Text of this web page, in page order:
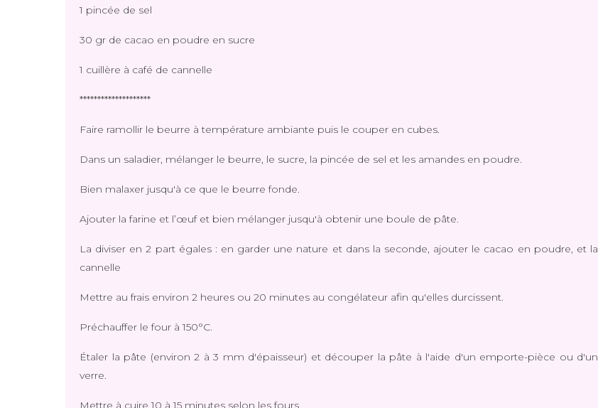
1 pincée de sel
30 gr de cacao en poudre en sucre
1 cuillère à café de cannelle
********************
Faire ramollir le beurre à température ambiante puis le couper en cubes.
Dans un saladier, mélanger le beurre, le sucre, la pincée de sel et les amandes en poudre.
Bien malaxer jusqu'à ce que le beurre fonde.
Ajouter la farine et l’œuf et bien mélanger jusqu'à obtenir une boule de pâte.
La diviser en 2 part égales : en garder une nature et dans la seconde, ajouter le cacao en poudre, et la
cannelle
Mettre au frais environ 2 heures ou 20 minutes au congélateur afin qu'elles durcissent.
Préchauffer le four à 150°C.
Étaler la pâte (environ 2 à 3 mm d'épaisseur) et découper la pâte à l'aide d'un emporte-pièce ou d'un
verre.
Mettre à cuire 10 à 15 minutes selon les fours